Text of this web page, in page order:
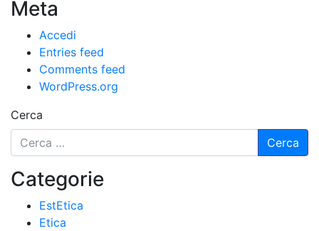
Meta
Accedi
Entries feed
Comments feed
WordPress.org
Cerca
Categorie
EstEtica
Etica